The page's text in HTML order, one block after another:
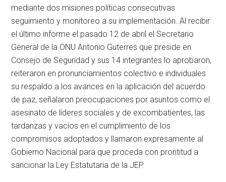
mediante dos misiones políticas consecutivas
seguimiento y monitoreo a su implementación. Al recibir
el último informe el pasado 12 de abril el Secretario
General de la ONU Antonio Guterres que preside en
Consejo de Seguridad y sus 14 integrantes lo aprobaron,
reiteraron en pronunciamientos colectivo e individuales
su respaldo a los avances en la aplicación del acuerdo
de paz, señalaron preocupaciones por asuntos como el
asesinato de líderes sociales y de excombatientes, las
tardanzas y vacíos en el cumplimiento de los
compromisos adoptados y llamaron expresamente al
Gobierno Nacional para que proceda con prontitud a
sancionar la Ley Estatutaria de la JEP.